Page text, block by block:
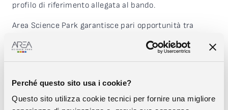
Perché questo sito usa i cookie?
Questo sito utilizza cookie tecnici per fornire una migliore
profilo di riferimento allegata al bando.
Area Science Park garantisce pari opportunità tra
sul lavoro, ai sensi del D. Lgs. 11 aprile 2006, n. 198.
Presentazione della domanda – Termini e modalità